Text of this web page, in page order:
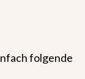
folgende